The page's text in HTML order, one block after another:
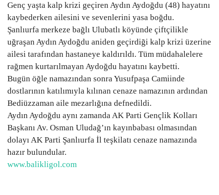
Spor
Gündem
Tekno Bilim
Ekonomi
Siyaset
Galeriler
Yaşam
Genç yaşta kalp krizi geçiren Aydın Aydoğdu (48) hayatını
kaybederken ailesini ve sevenlerini yasa boğdu.
Şanlıurfa merkeze bağlı Ulubatlı köyünde çiftçilikle
uğraşan Aydın Aydoğdu aniden geçirdiği kalp krizi üzerine
ailesi tarafından hastaneye kaldırıldı. Tüm müdahalelere
rağmen kurtarılmayan Aydoğdu hayatını kaybetti.
Bugün öğle namazından sonra Yusufpaşa Camiinde
dostlarının katılımıyla kılınan cenaze namazının ardından
Bediüzzaman aile mezarlığına defnedildi.
Aydın Aydoğdu aynı zamanda AK Parti Gençlik Kolları
Başkanı Av. Osman Uludağ’ın kayınbabası olmasından
dolayı AK Parti Şanlıurfa İl teşkilatı cenaze namazında
hazır bulundular.
www.balikligol.com